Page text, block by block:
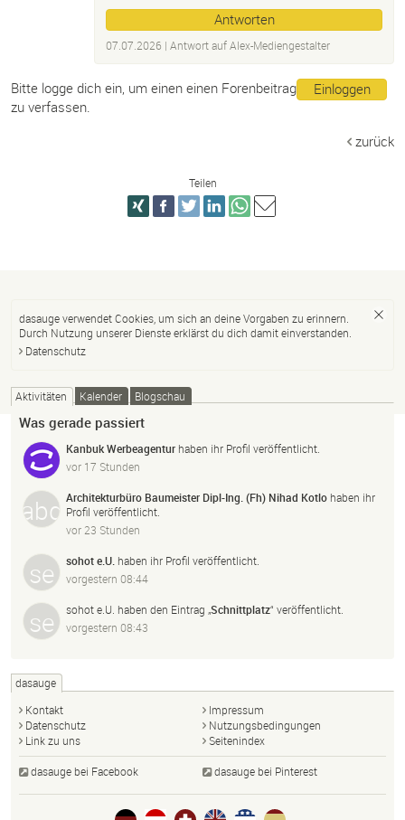
Antworten
07.07.2026 | Antwort aufAlex-Mediengestalter
Einloggen
Bitte logge dich ein, um einen einen Forenbeitrag
zu verfassen.
zurück
Teilen
dasauge verwendet Cookies, um sich an deine Vorgaben zu erinnern.
Durch Nutzung unserer Dienste erklärst du dich damit einverstanden.
Datenschutz
Aktivitäten Kalender Blogschau
Was gerade passiert
Kanbuk Werbeagentur haben ihr Profil veröffentlicht.
vor 17 Stunden
Architekturbüro Baumeister Dipl-Ing. (Fh) Nihad Kotlo haben ihr
Profil veröffentlicht.
vor 23 Stunden
sohot e.U. haben ihr Profil veröffentlicht.
vorgestern 08:44
sohot e.U. haben den Eintrag „Schnittplatz“ veröffentlicht.
vorgestern 08:43
dasauge
Kontakt
Impressum
Datenschutz
Nutzungsbedingungen
Link zu uns
Seitenindex
dasauge bei Facebook dasauge bei Pinterest